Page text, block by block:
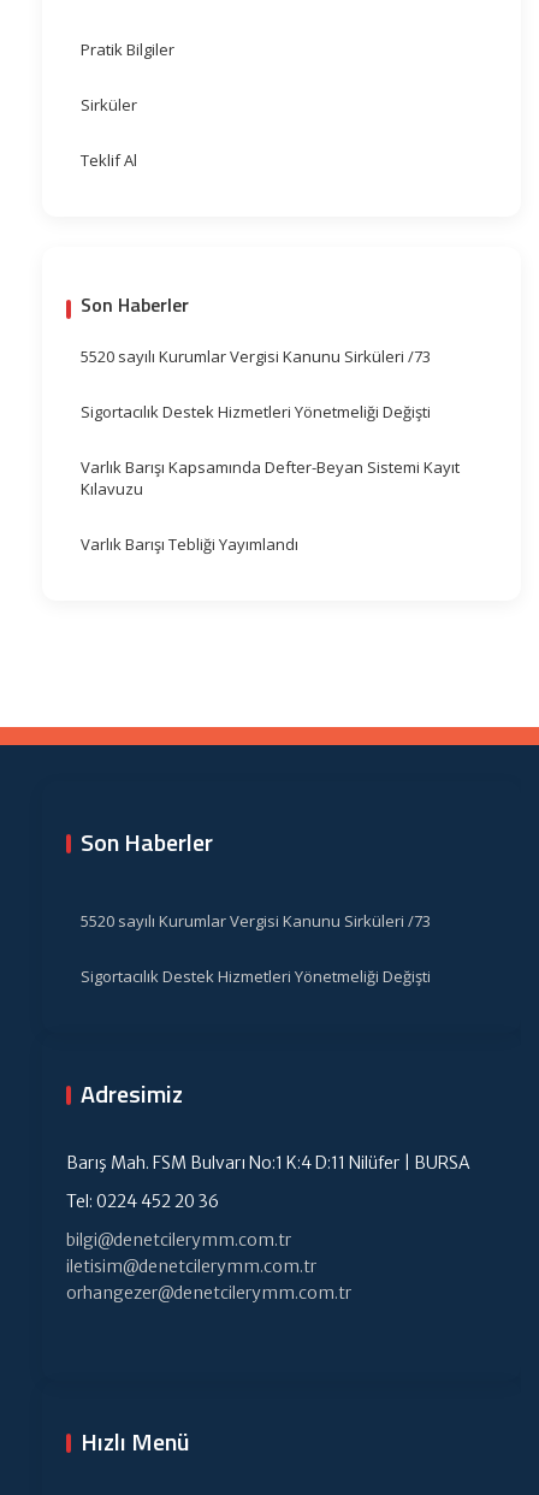
Pratik Bilgiler
Sirküler
Teklif Al
Son Haberler
5520 sayılı Kurumlar Vergisi Kanunu Sirküleri /73
Sigortacılık Destek Hizmetleri Yönetmeliği Değişti
Varlık Barışı Kapsamında Defter-Beyan Sistemi Kayıt
Kılavuzu
Varlık Barışı Tebliği Yayımlandı
Son Haberler
5520 sayılı Kurumlar Vergisi Kanunu Sirküleri /73
Sigortacılık Destek Hizmetleri Yönetmeliği Değişti
Adresimiz
Barış Mah. FSM Bulvarı No:1 K:4 D:11 Nilüfer | BURSA
Tel: 0224 452 20 36
bilgi@denetcilerymm.com.tr
iletisim@denetcilerymm.com.tr
orhangezer@denetcilerymm.com.tr
Hızlı Menü